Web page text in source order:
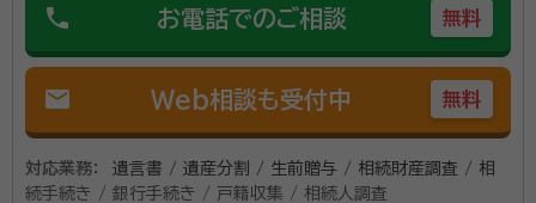
phone お電話でのご相談 無料
mail Web相談も受付中 無料
対応業務：
遺言書 / 遺産分割 / 生前贈与 / 相続財産調査 / 相
続手続き / 銀行手続き / 戸籍収集 / 相続人調査